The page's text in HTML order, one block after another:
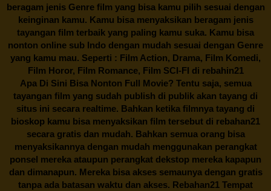
beragam jenis Genre film yang bisa kamu pilih sesuai dengan
keinginan kamu. Kamu bisa menyaksikan beragam jenis
tayangan film terbaik yang paling kamu suka. Kamu bisa
nonton online sub Indo dengan mudah sesuai dengan Genre
yang kamu mau. Seperti : Film Action, Drama, Film Komedi,
Film Horor, Film Romance, Film SCI-FI di rebahin21
Apa Di Sini Bisa Nonton Full Movie? Tentu saja, semua
tayangan film yang sudah publish di publik akan tayang di
situs ini secara realtime. Bahkan ketika filmnya tayang di
bioskop kamu bisa menyaksikan film tersebut di rebahan21
secara gratis dan mudah. Bahkan semua orang bisa
menyaksikannya dengan mudah menggunakan perangkat
ponsel mereka ataupun perangkat dekstop mereka kapapun
dan dimanapun. Mereka bisa akses semaunya dengan gratis
tanpa ada batasan waktu dan akses. Rebahan21 Tempat